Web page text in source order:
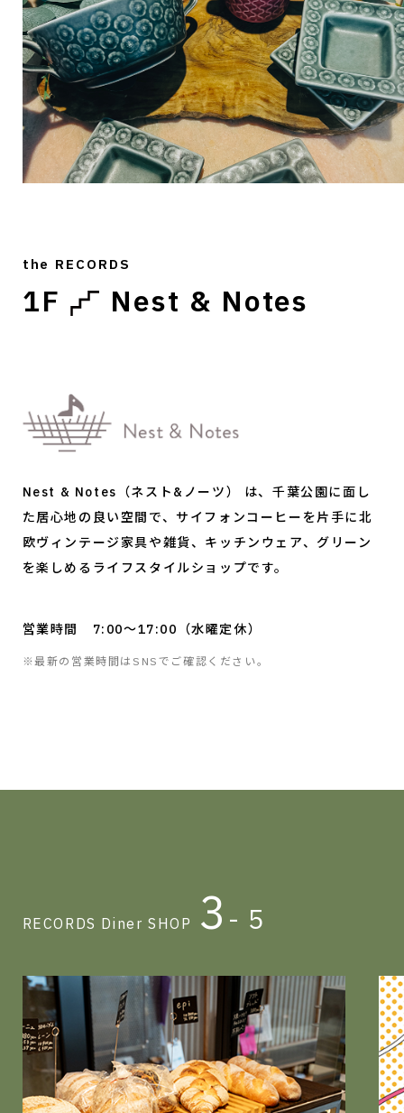
the RECORDS
1F Nest & Notes
Nest & Notes（ネスト&ノーツ） は、千葉公園に面し
た居心地の良い空間で、サイフォンコーヒーを片手に北
欧ヴィンテージ家具や雑貨、キッチンウェア、グリーン
を楽しめるライフスタイルショップです。
営業時間 7:00～17:00 （水曜定休）
※最新の営業時間はSNSでご確認ください。
RECORDS Diner SHOP 4 - 5